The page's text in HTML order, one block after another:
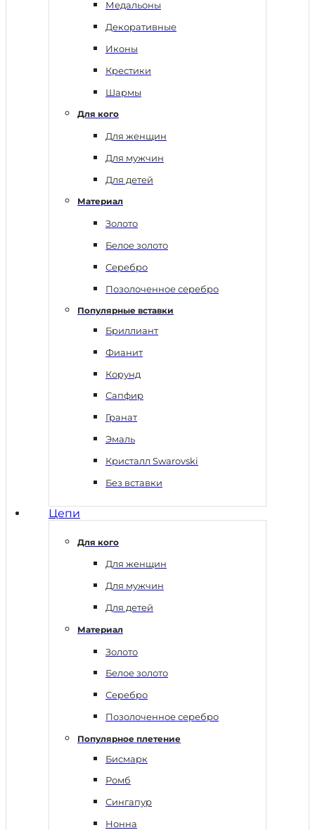
Медальоны
Декоративные
Иконы
Крестики
Шармы
Для кого
Для женщин
Для мужчин
Для детей
Материал
Золото
Белое золото
Серебро
Позолоченное серебро
Популярные вставки
Бриллиант
Фианит
Корунд
Сапфир
Гранат
Эмаль
Кристалл Swarovski
Без вставки
Цепи
Для кого
Для женщин
Для мужчин
Для детей
Материал
Золото
Белое золото
Серебро
Позолоченное серебро
Популярное плетение
Бисмарк
Ромб
Сингапур
Нонна